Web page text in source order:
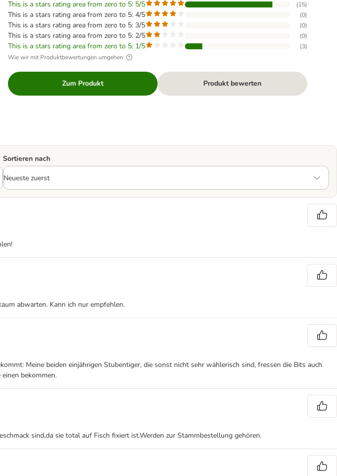
This is a stars rating area from zero to 5: 5/5 (15)
This is a stars rating area from zero to 5: 4/5 (0)
This is a stars rating area from zero to 5: 3/5 (0)
This is a stars rating area from zero to 5: 2/5 (0)
This is a stars rating area from zero to 5: 1/5 (3)
Wie wir mit Produktbewertungen umgehen
Zum Produkt Produkt bewerten
Sortieren nach
abwarten. Kann ich nur empfehlen.
Meine beiden einjährigen Stubentiger, die sonst nicht sehr wählerisch sind, fressen die Bits auch
bekommen.
sind,da sie total auf Fisch fixiert ist.Werden zur Stammbestellung gehören.